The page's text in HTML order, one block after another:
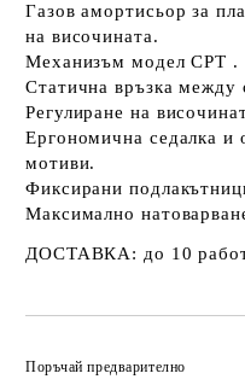
Газов амортисьор за
на височината.
Механизъм модел CPT .
Статична връзка между
Регулиране на
Ергономична седалка и
мотиви.
Фиксирани
Максимално
ДОСТАВКА: до 10
Поръчай предварително